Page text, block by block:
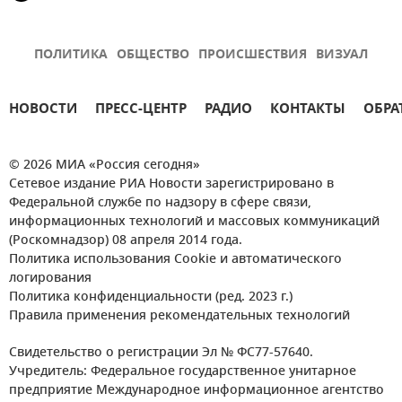
ПОЛИТИКА ОБЩЕСТВО ПРОИСШЕСТВИЯ ВИЗУАЛ
НОВОСТИ ПРЕСС-ЦЕНТР РАДИО КОНТАКТЫ
© 2026 МИА «Россия сегодня»
Сетевое издание РИА Новости зарегистрировано в
Федеральной службе по надзору в сфере связи,
информационных технологий и массовых коммуникаций
(Роскомнадзор) 08 апреля 2014 года.
Политика использования Cookie и автоматического
логирования
Политика конфиденциальности (ред. 2023 г.)
Правила применения рекомендательных технологий
Свидетельство о регистрации Эл № ФС77-57640.
Учредитель: Федеральное государственное унитарное
предприятие Международное информационное агентство